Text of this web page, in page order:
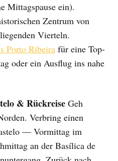
Mittagspause ein).
Zentrum von
Vierteln.
Porto Ribeira für eine Top-
oder ein Ausflug ins nahe
& Rückreise Geh
Verbring einen
— Vormittag im
an der Basílica de